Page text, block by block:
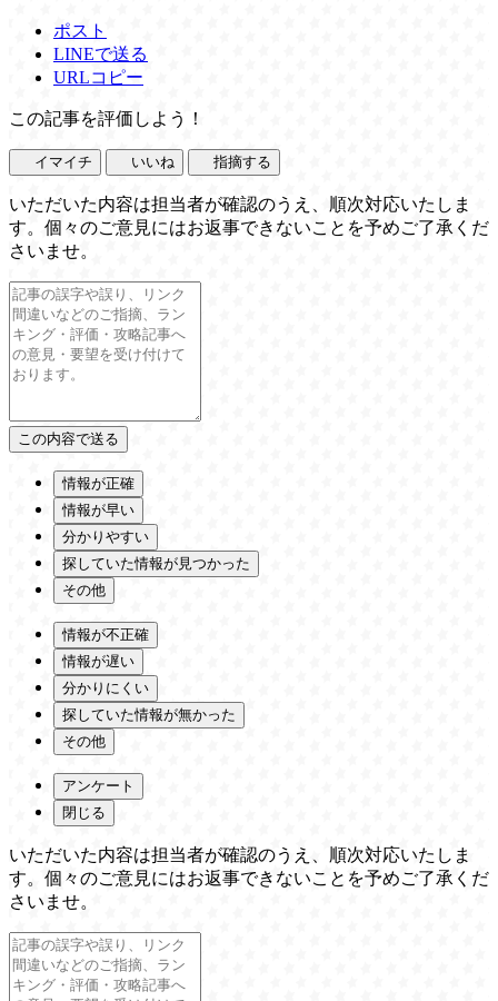
ポスト
LINEで送る
URLコピー
この記事を評価しよう！
イマイチ いいね 指摘する
いただいた内容は担当者が確認のうえ、順次対応いたしま
す。個々のご意見にはお返事できないことを予めご了承くだ
さいませ。
情報が正確
情報が早い
分かりやすい
探していた情報が見つかった
その他
情報が不正確
情報が遅い
分かりにくい
探していた情報が無かった
その他
アンケート
閉じる
いただいた内容は担当者が確認のうえ、順次対応いたしま
す。個々のご意見にはお返事できないことを予めご了承くだ
さいませ。